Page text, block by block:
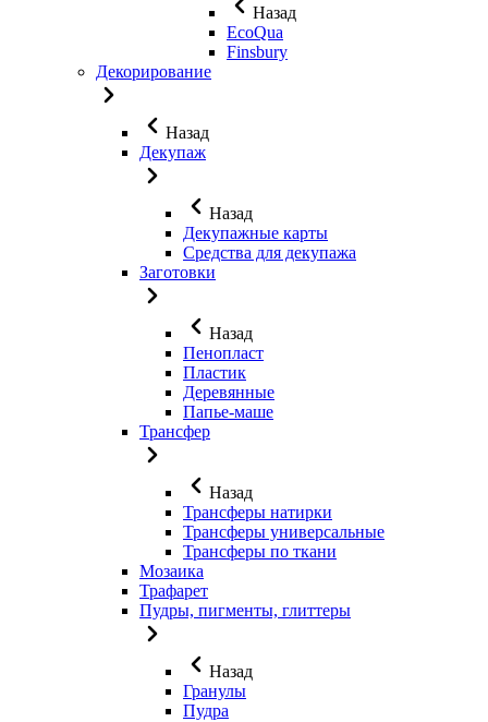
Назад
EcoQua
Finsbury
Декорирование
Назад
Декупаж
Назад
Декупажные карты
Средства для декупажа
Заготовки
Назад
Пенопласт
Пластик
Деревянные
Папье-маше
Трансфер
Назад
Трансферы натирки
Трансферы универсальные
Трансферы по ткани
Мозаика
Трафарет
Пудры, пигменты, глиттеры
Назад
Гранулы
Пудра